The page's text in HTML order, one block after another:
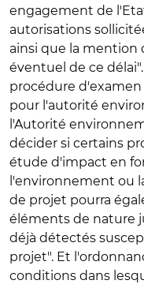
engagement de
autorisations
ainsi que la mention
éventuel de ce
procédure d'examen
pour l'autorité
l'Autorité
décider si certains
étude d'impact en
l'environnement ou
de projet pourra
éléments de nature
déjà détectés
projet". Et
conditions dans